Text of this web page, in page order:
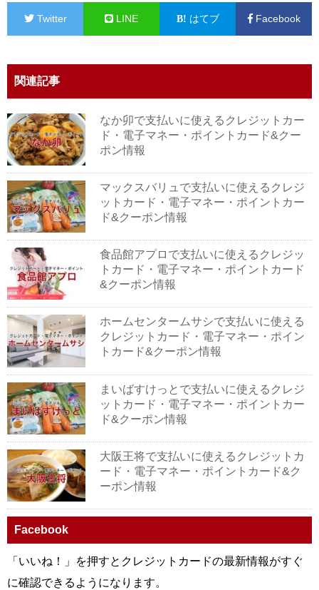
Twitter LINE はてブ Facebook
関連記事
なか卯で支払いに使えるクレジットカー
ド・電子マネー・ポイントカード&クー
ポン情報
マックスバリュで支払いに使えるクレジ
ットカード・電子マネー・ポイントカー
ド&クーポン情報
食品館アプロで支払いに使えるクレジッ
トカード・電子マネー・ポイントカード
&クーポン情報
ホームセンタームサシで支払いに使える
クレジットカード・電子マネー・ポイン
トカード&クーポン情報
まいばすけっとで支払いに使えるクレジ
ットカード・電子マネー・ポイントカー
ド&クーポン情報
大阪王将で支払いに使えるクレジットカ
ード・電子マネー・ポイントカード&ク
ーポン情報
Facebook
「いいね！」を押すとクレジットカードの最新情報がすぐ
に確認できるようになります。